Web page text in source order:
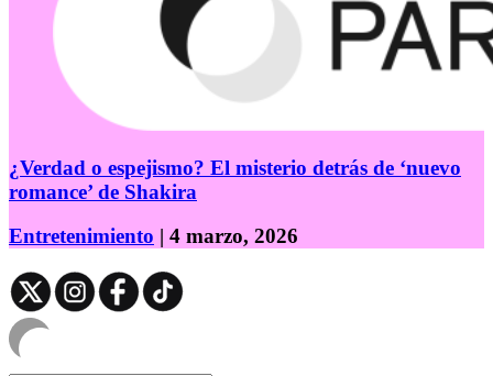
¿Verdad o espejismo? El misterio detrás de ‘nuevo
romance’ de Shakira
Entretenimiento | 4 marzo, 2026